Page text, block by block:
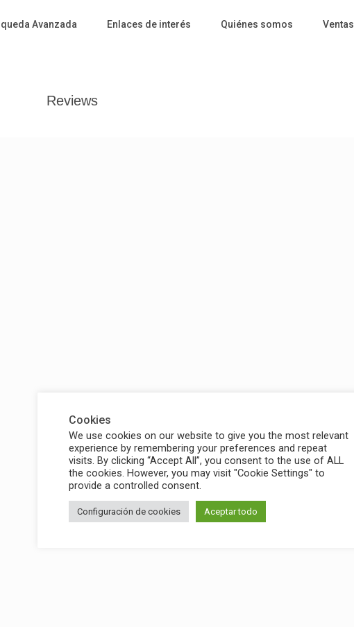
Avanzada Enlaces de interés Quiénes somos Ventas
Reviews
Cookies
We use cookies on our website to give you the most relevant
experience by remembering your preferences and repeat
visits. By clicking “Accept All”, you consent to the use of ALL
the cookies. However, you may visit "Cookie Settings" to
provide a controlled consent.
Configuración de cookies Aceptar todo